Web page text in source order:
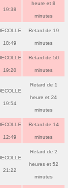
19:38
heure et 8
minutes
18:49
Retard de 19
minutes
19:20
Retard de 50
minutes
19:54
Retard de 1
heure et 24
minutes
12:49
Retard de 14
minutes
21:22
Retard de 2
heures et 52
minutes